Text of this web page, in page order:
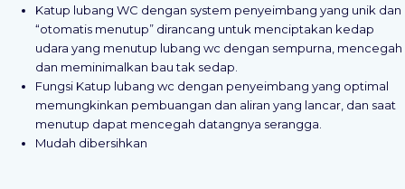
Katup lubang WC dengan system penyeimbang yang unik dan
“otomatis menutup” dirancang untuk menciptakan kedap
udara yang menutup lubang wc dengan sempurna, mencegah
dan meminimalkan bau tak sedap.
Fungsi Katup lubang wc dengan penyeimbang yang optimal
memungkinkan pembuangan dan aliran yang lancar, dan saat
menutup dapat mencegah datangnya serangga.
Mudah dibersihkan